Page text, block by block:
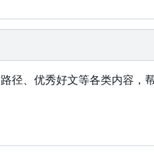
径、优秀好文等各类内容，